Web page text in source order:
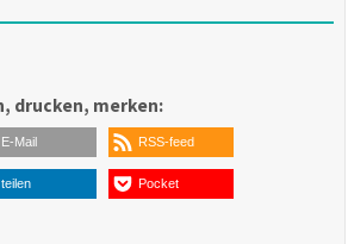
drucken, merken:
E-Mail RSS-feed
teilen Pocket